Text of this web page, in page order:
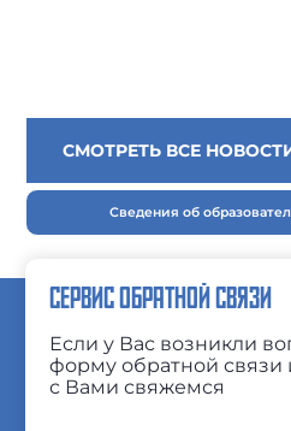
СМОТРЕТЬ ВСЕ
Сведения об
СЕРВИС ОБРАТНОЙ СВЯЗИ
Если у Вас возникли
форму обратной связи
с Вами свяжемся